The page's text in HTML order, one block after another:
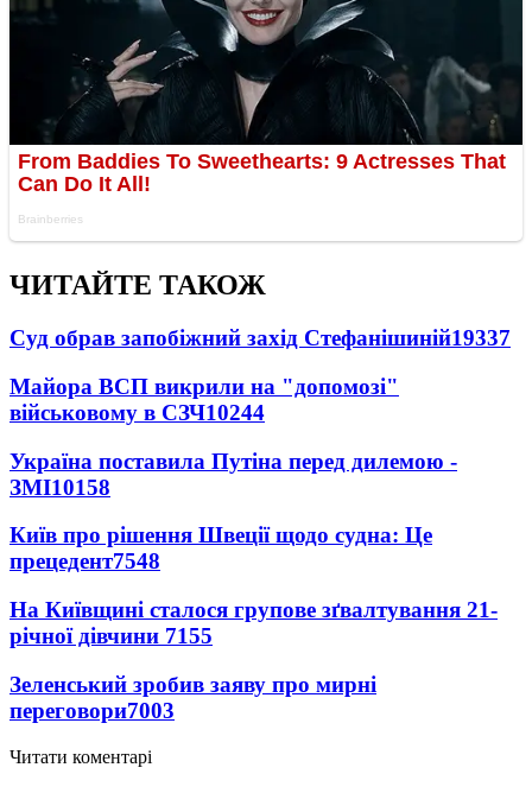
ЧИТАЙТЕ ТАКОЖ
Суд обрав запобіжний захід Стефанішиній19337
Майора ВСП викрили на "допомозі"
військовому в СЗЧ10244
Україна поставила Путіна перед дилемою -
ЗМІ10158
Київ про рішення Швеції щодо судна: Це
прецедент7548
На Київщині сталося групове зґвалтування 21-
річної дівчини 7155
Зеленський зробив заяву про мирні
переговори7003
Читати коментарі